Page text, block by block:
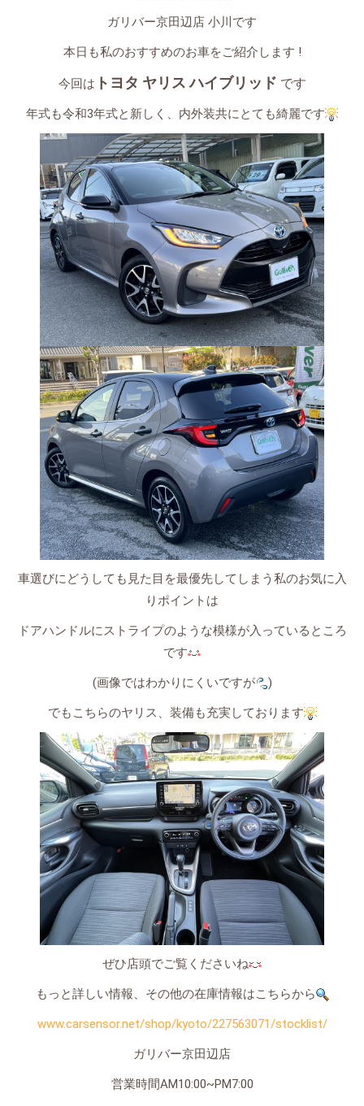
ガリバー京田辺店 小川です
本日も私のおすすめのお車をご紹介します !
今回は トヨタ ヤリス ハイブリッド です
年式も令和3年式と新しく、内外装共にとても綺麗です
車選びにどうしても見た目を最優先してしまう私のお気に入
りポイントは
ドアハンドルにストライプのような模様が入っているところ
です
(画像ではわかりにくいですが )
でもこちらのヤリス、装備も充実しております
ぜひ店頭でご覧くださいね
もっと詳しい情報、その他の在庫情報はこちらから
www.carsensor.net/shop/kyoto/227563071/stocklist/
ガリバー京田辺店
営業時間AM10:00~PM7:00